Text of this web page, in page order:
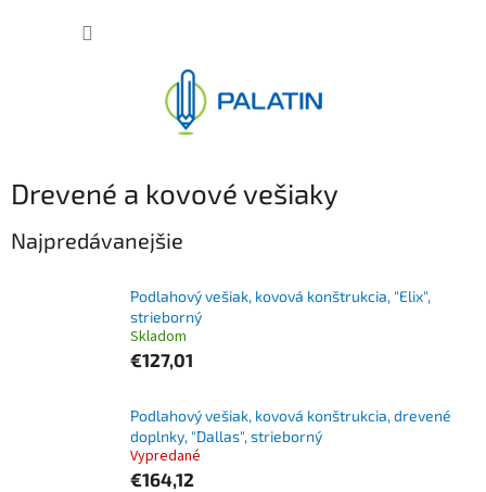
Drevené a kovové vešiaky
Najpredávanejšie
Podlahový vešiak, kovová konštrukcia, "Elix",
strieborný
Skladom
€127,01
Podlahový vešiak, kovová konštrukcia, drevené
doplnky, "Dallas", strieborný
Vypredané
€164,12